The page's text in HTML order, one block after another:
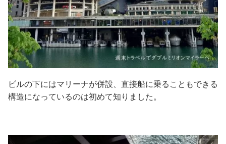
ビルの下にはマリーナが併設、直接船に乗ることもできる
構造になっているのは初めて知りました。